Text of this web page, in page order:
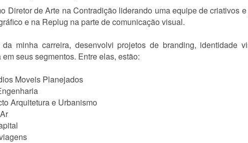
Diretor de Arte na Contradição liderando uma equipe de criativos
e na Replug na parte de comunicação visual.
minha carreira, desenvolvi projetos de branding, identidade
em seus segmentos. Entre elas, estão:
Moveis Planejados
Arquitetura e Urbanismo